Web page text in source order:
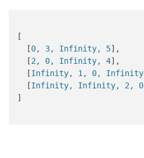
[
  [
0, 3, Infinity, 5],
  [
2, 0, Infinity, 4],
  [
Infinity, 1, 0, Infinity
  [
Infinity, Infinity, 2, 0
]